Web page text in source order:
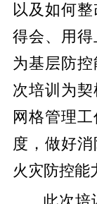
以及如何
得会、用
为基层防
次培训为
网格管理
度，做好
火灾防控能